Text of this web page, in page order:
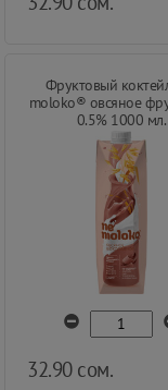
Фруктовый
moloko® овсяное
0.5% 1000 мл.
32.90 сом.